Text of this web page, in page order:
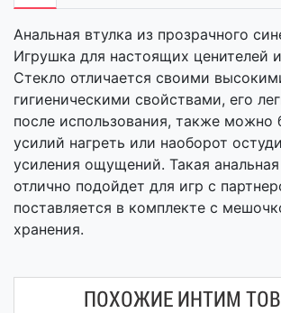
Анальная втулка из прозрачного
Игрушка для настоящих ценителей
Стекло отличается своими
гигиеническими свойствами, его
после использования, также можно
усилий нагреть или наоборот
усиления ощущений. Такая анальная
отлично подойдет для игр с
поставляется в комплекте с
хранения.
ПОХОЖИЕ ИНТИМ